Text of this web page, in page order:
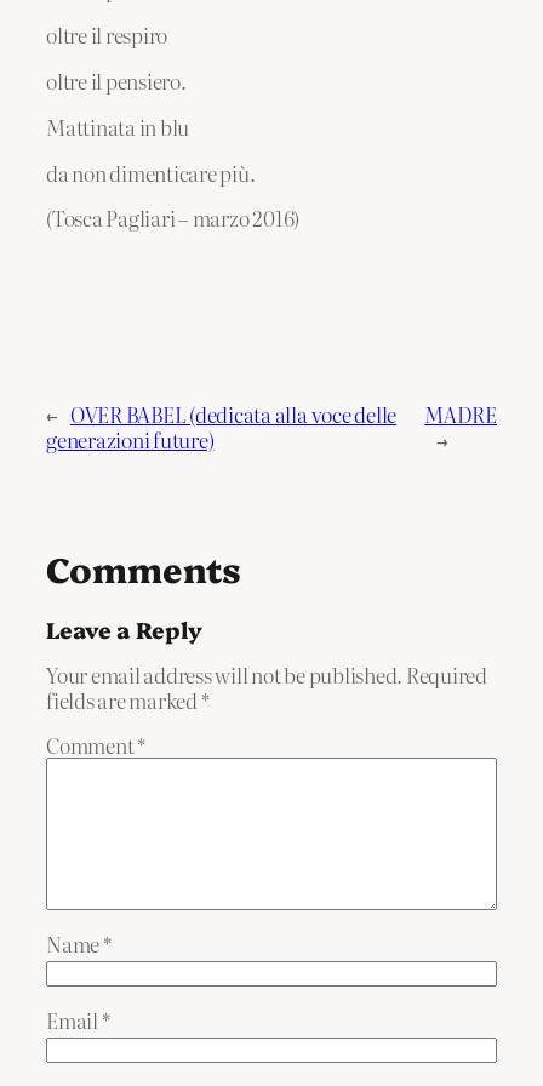
oltre il respiro
oltre il pensiero.
Mattinata in blu
da non dimenticare più.
(Tosca Pagliari – marzo 2016)
← OVER BABEL (dedicata alla voce delle
generazioni future)
MADRE
→
Comments
Leave a Reply
Your email address will not be published. Required
fields are marked *
Comment*
Name*
Email *